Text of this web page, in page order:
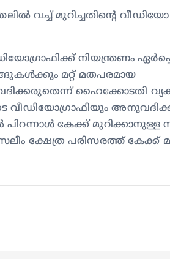
വച്ച് മുറിച്ചതിൻ്റെ
നിയന്ത്രണം
മറ്റ് മതപരമായ
ഹൈക്കോടതി
വീഡിയോഗ്രാഫിയും
കേക്ക് മുറിക്കാനുള്ള
ക്ഷേത്ര പരിസരത്ത് കേക്ക്